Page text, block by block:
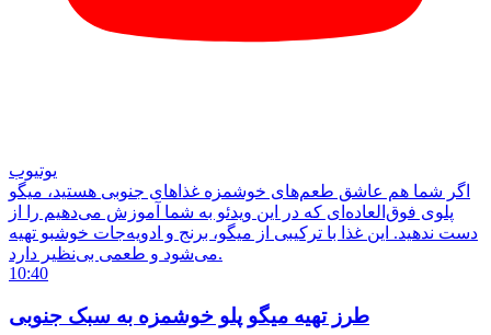
یوتیوب
اگر شما هم عاشق طعم‌های خوشمزه غذاهای جنوبی هستید، میگو
پلوی فوق‌العاده‌ای که در این ویدئو به شما آموزش می‌دهیم را از
دست ندهید. این غذا با ترکیبی از میگو، برنج و ادویه‌جات خوشبو تهیه
می‌شود و طعمی بی‌نظیر دارد.
10:40
طرز تهیه میگو پلو خوشمزه به سبک جنوبی